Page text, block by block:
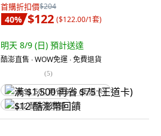
首購折扣價$204
40% $122 ($122.00/1套)
明天 8/9 (日) 預計送達
酷澎直售 ∙ WOW免運 ∙ 免費退貨
(5)
满 $1,500 再省 $75 (王道卡)
$12 酷澎幣回饋